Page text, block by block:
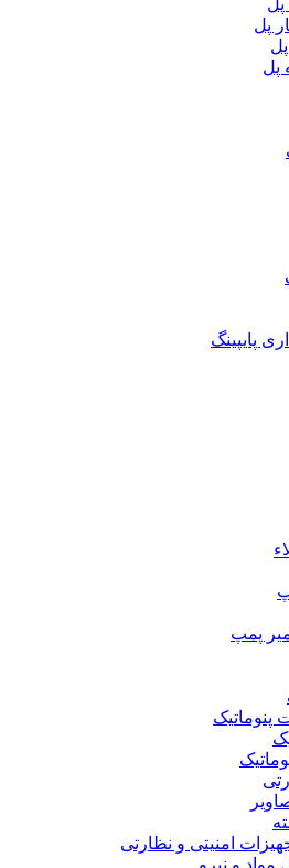
پل
پل
پایپینگ
پمپ
پنوماتیک
امنیتی و نظارتی